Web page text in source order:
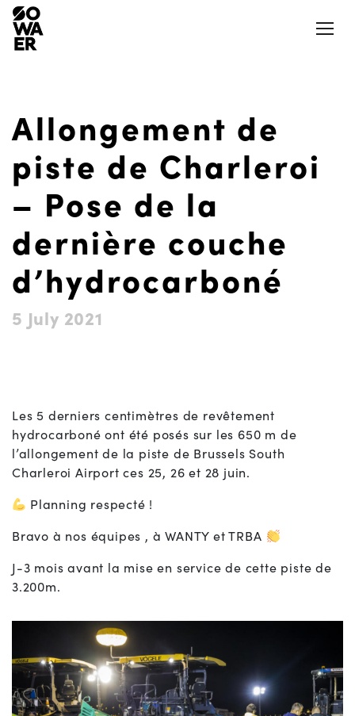
Ouvrir
Actualités
Presse
Jobs
Aéroports et aérodromes
Notre Appli
LinkedIn
Aides et mesures
Nos logements
La SOWAER
Actions et projets citoyens
Allongement de
piste de Charleroi
– Pose de la
dernière couche
d’hydrocarboné
5 July 2021
Les 5 derniers centimètres de revêtement
hydrocarboné ont été posés sur les 650 m de
l’allongement de la piste de Brussels South
Charleroi Airport ces 25, 26 et 28 juin.
Planning respecté !
Bravo à nos équipes , à WANTY et TRBA
J-3 mois avant la mise en service de cette piste de
3.200m.